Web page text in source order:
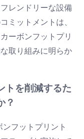
レンドリーな設備
ミットメントは、
ーボンフットプリ
取り組みに明らか
トを削減するた
？
フットプリント